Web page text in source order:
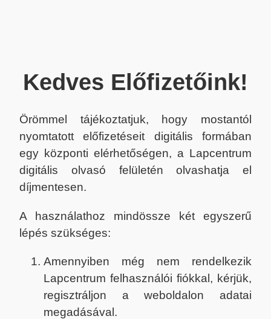
Kedves Előfizetőink!
Örömmel tájékoztatjuk, hogy mostantól
nyomtatott előfizetéseit digitális formában
egy központi elérhetőségen, a Lapcentrum
digitális olvasó felületén olvashatja el
díjmentesen.
A használathoz mindössze két egyszerű
lépés szükséges:
Amennyiben még nem rendelkezik
Lapcentrum felhasználói fiókkal, kérjük,
regisztráljon a weboldalon adatai
megadásával.